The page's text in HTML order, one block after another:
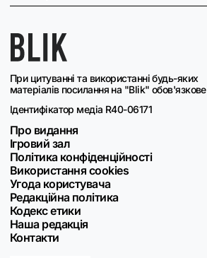
При цитуванні та використанні будь-яких
матеріалів посилання на "Blik" обов'язкове
Ідентифікатор медіа R40-06171
Про видання
Ігровий зал
Політика конфіденційності
Використання cookies
Угода користувача
Редакційна політика
Кодекс етики
Наша редакція
Контакти